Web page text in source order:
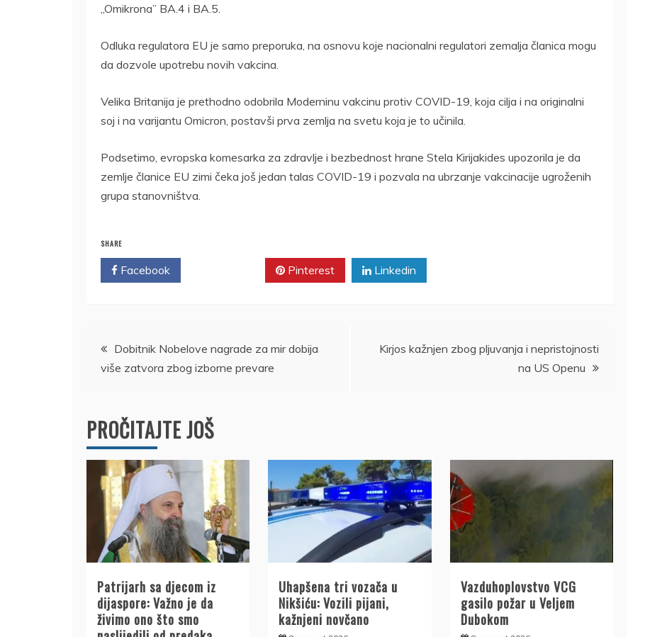
„Omikrona” BA.4 i BA.5.
Odluka regulatora EU je samo preporuka, na osnovu koje nacionalni regulatori zemalja članica mogu
da dozvole upotrebu novih vakcina.
Velika Britanija je prethodno odobrila Moderninu vakcinu protiv COVID-19, koja cilja i na originalni
soj i na varijantu Omicron, postavši prva zemlja na svetu koja je to učinila.
Podsetimo, evropska komesarka za zdravlje i bezbednost hrane Stela Kirijakides upozorila je da
zemlje članice EU zimi čeka još jedan talas COVID-19 i pozvala na ubrzanje vakcinacije ugroženih
grupa stanovništva.
SHARE
Facebook Pinterest Linkedin
Kretanje
članka
Dobitnik Nobelove nagrade za mir dobija
više zatvora zbog izborne prevare
Kirjos kažnjen zbog pljuvanja i nepristojnosti
na US Openu
PROČITAJTE JOŠ
Patrijarh sa djecom iz
dijaspore: Važno je da
živimo ono što smo
Uhapšena tri vozača u
Nikšiću: Vozili pijani,
kažnjeni novčano
Vazduhoplovstvo VCG
gasilo požar u Veljem
Dubokom